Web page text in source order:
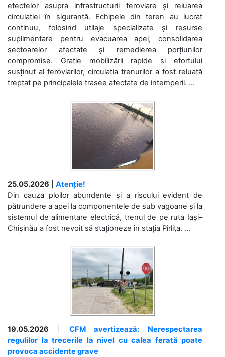
efectelor asupra infrastructurii feroviare și reluarea
circulației în siguranță. Echipele din teren au lucrat
continuu, folosind utilaje specializate și resurse
suplimentare pentru evacuarea apei, consolidarea
sectoarelor afectate și remedierea porțiunilor
compromise. Grație mobilizării rapide și efortului
susținut al feroviarilor, circulația trenurilor a fost reluată
treptat pe principalele trasee afectate de intemperii. ...
25.05.2026
Atenție!
Din cauza ploilor abundente și a riscului evident de
pătrundere a apei la componentele de sub vagoane și la
sistemul de alimentare electrică, trenul de pe ruta Iași–
Chișinău a fost nevoit să staționeze în stația Pîrlița. ...
19.05.2026
CFM avertizează: Nerespectarea
regulilor la trecerile la nivel cu calea ferată poate
provoca accidente grave